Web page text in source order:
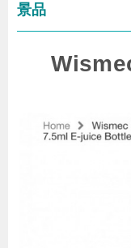
景品